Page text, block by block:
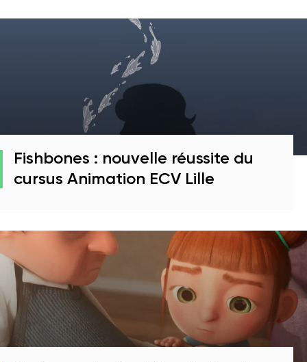
Fishbones : nouvelle réussite du
cursus Animation ECV Lille